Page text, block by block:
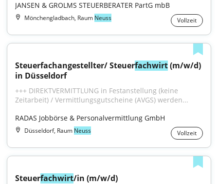
JANSEN & GROLMS STEUERBERATER PartG mbB
Mönchengladbach, Raum Neuss Vollzeit
Steuerfachangestellter/ Steuerfachwirt (m/w/d)
in Düsseldorf
+++ DIREKTVERMITTLUNG in Festanstellung (keine
Zeitarbeit) / Vermittlungsgutscheine (AVGS) werden...
RADAS Jobbörse & Personalvermittlung GmbH
Düsseldorf, Raum Neuss Vollzeit
Steuerfachwirt/in (m/w/d)